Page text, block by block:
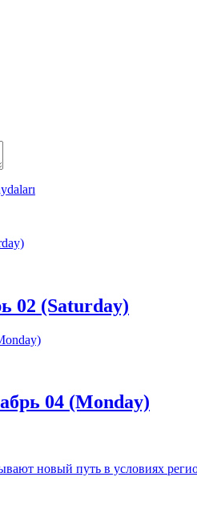
02 (Saturday)
04 (Monday)